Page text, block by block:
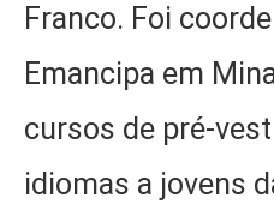
Franco. Foi
Emancipa em
cursos de pré-
idiomas a jovens